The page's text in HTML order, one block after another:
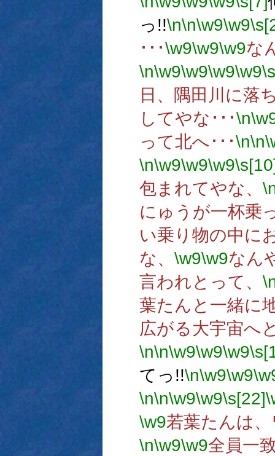
っ!!\n\n\w9\w9
･･･\w9\w9\w9な
\n\w9\w9\w9\w9
日、隅田川に落
してやな･･･\n
って北へ･･･\n\n
\n\w9\w9\w9
包まれてやな、
にゅうが一杯乗
い乗り物の中に
な、 \w9\w9なん
言われとって、
葉たんと一緒に
広がる大宇宙へ
\n\n\w9\w9\w9
てっ!!\n\w9\w9
\n\n\w9\w9\s[22]
\w9若葉たんは
\n\w9\w9全員一